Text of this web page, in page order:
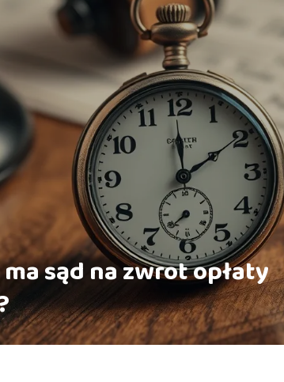
sąd na zwrot opłaty